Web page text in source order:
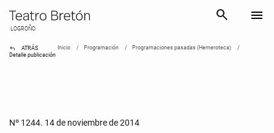
LOGROÑO
search menu
reply ATRÁS Inicio Programación
Programaciones pasadas (Hemeroteca)
Detalle publicación
Nº 1244. 14 de noviembre de 2014